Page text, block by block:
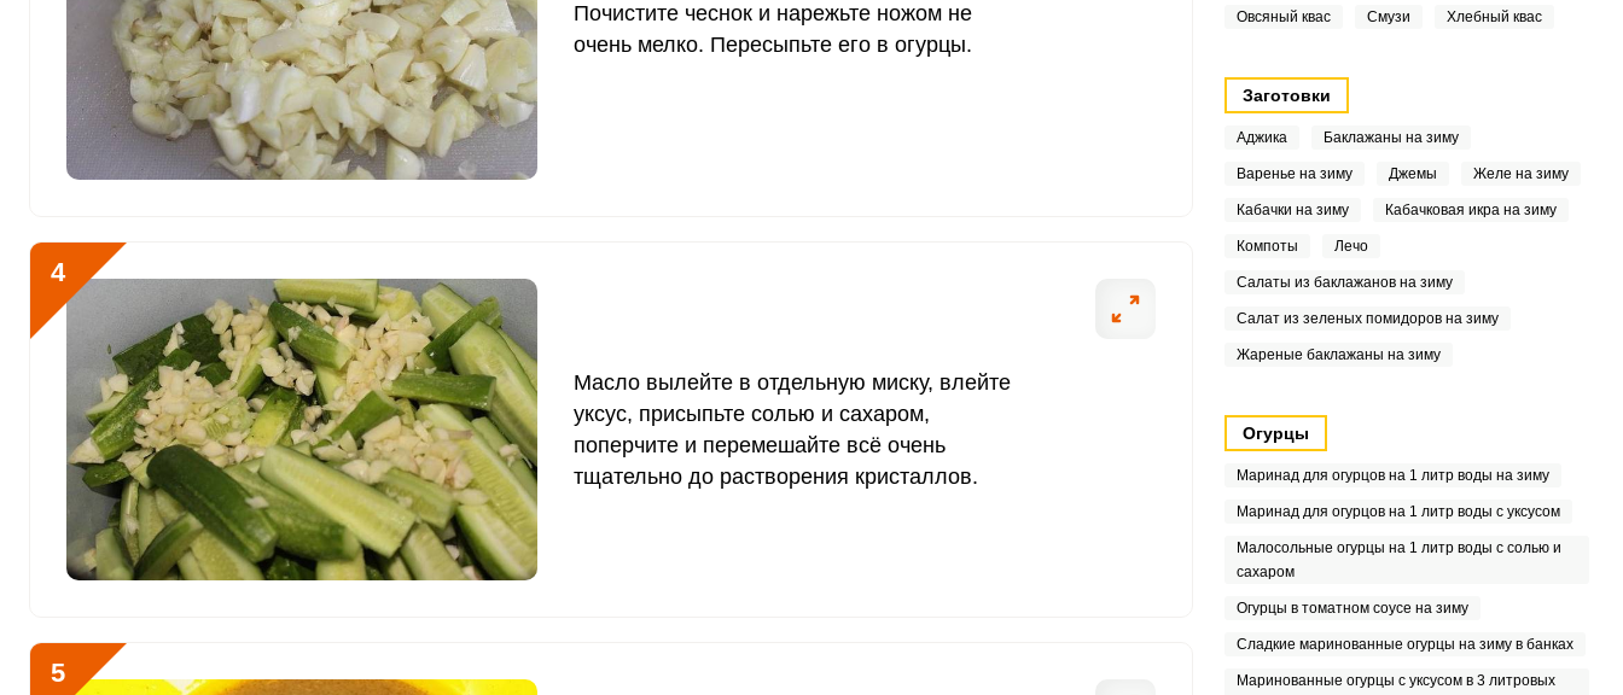
70 мкг 0
Марганец 2.9 мкг
1219.2 мкг
Рубидий
Селен 11.8 мкг
172.1 мкг
Хром 60 мкг 50 мкг 10
Цинк 3 мг 12 мг 2.1
0
Ванадий 0
Почистите чеснок и нарежьте ножом не
очень мелко. Пересыпьте его в огурцы.
4
Масло вылейте в отдельную миску, влейте
уксус, присыпьте солью и сахаром,
поперчите и перемешайте всё очень
тщательно до растворения кристаллов.
5
Овсяный квас Смузи Хлебный квас
Заготовки
Аджика Баклажаны на зиму
Варенье на зиму Джемы Желе на зиму
Кабачки на зиму Кабачковая икра на зиму
Компоты Лечо
Салаты из баклажанов на зиму
Салат из зеленых помидоров на зиму
Жареные баклажаны на зиму
Огурцы
Маринад для огурцов на 1 литр воды на зиму
Маринад для огурцов на 1 литр воды с уксусом
Малосольные огурцы на 1 литр воды с солью и
сахаром
Огурцы в томатном соусе на зиму
Сладкие маринованные огурцы на зиму в банках
Маринованные огурцы с уксусом в 3 литровых